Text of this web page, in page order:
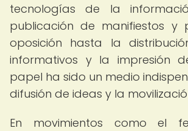
tecnologías de la
publicación de manifiestos y
oposición hasta la
informativos y la impresión
papel ha sido un medio
difusión de ideas y la
En movimientos como el